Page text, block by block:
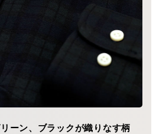
ーン、ブラックが織りなす柄